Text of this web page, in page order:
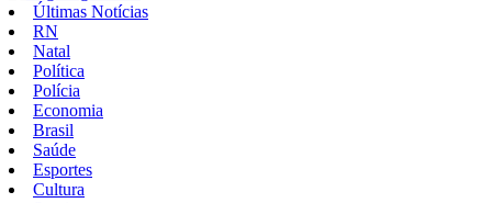
Últimas Notícias
RN
Natal
Política
Polícia
Economia
Brasil
Saúde
Esportes
Cultura